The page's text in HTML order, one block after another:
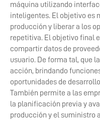
máquina utilizando
inteligentes. El objetivo es
producción y liberar a los
repetitiva. El objetivo final
compartir datos de
usuario. De forma tal, que
acción, brindando
oportunidades de
También permite a las
la planificación previa y
producción y el suministro